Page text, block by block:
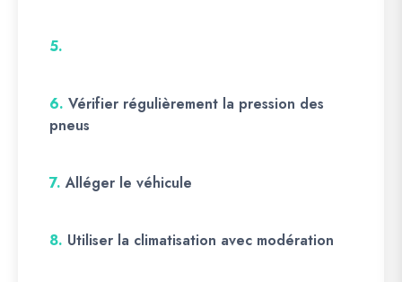
5.
6. Vérifier régulièrement la pression des
pneus
7. Alléger le véhicule
8. Utiliser la climatisation avec modération